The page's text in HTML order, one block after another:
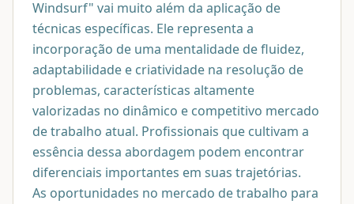
Windsurf" vai muito além da aplicação de
técnicas específicas. Ele representa a
incorporação de uma mentalidade de fluidez,
adaptabilidade e criatividade na resolução de
problemas, características altamente
valorizadas no dinâmico e competitivo mercado
de trabalho atual. Profissionais que cultivam a
essência dessa abordagem podem encontrar
diferenciais importantes em suas trajetórias.
As oportunidades no mercado de trabalho para